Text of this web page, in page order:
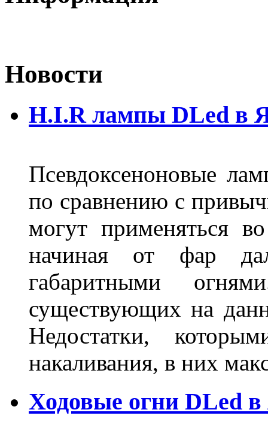
Новости
H.I.R лампы DLed в
Псевдоксеноновые
по сравнению с
могут применяться
начиная от фар
габаритными
существующих на
Недостатки,
накаливания, в них
Ходовые огни DLed в